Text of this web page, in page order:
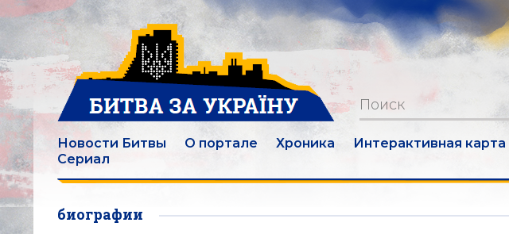
Новости Битвы О портале Хроника Интерактивная карта
Сериал
биографии